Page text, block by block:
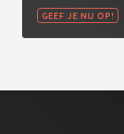
GEEF JE NU OP!